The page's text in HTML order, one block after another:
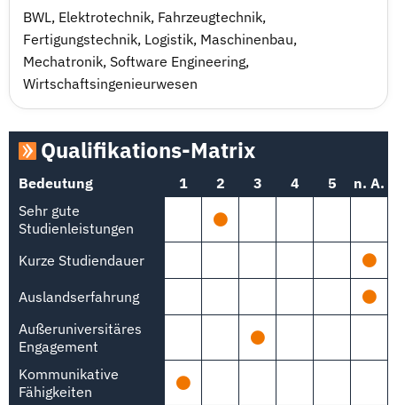
BWL, Elektrotechnik, Fahrzeugtechnik,
Fertigungstechnik, Logistik, Maschinenbau,
Mechatronik, Software Engineering,
Wirtschaftsingenieurwesen
Qualifikations-Matrix
Bedeutung 1 2 3 4 5
n. A.
Sehr gute
Studienleistungen
Kurze Studiendauer
Auslandserfahrung
Außeruniversitäres
Engagement
Kommunikative
Fähigkeiten